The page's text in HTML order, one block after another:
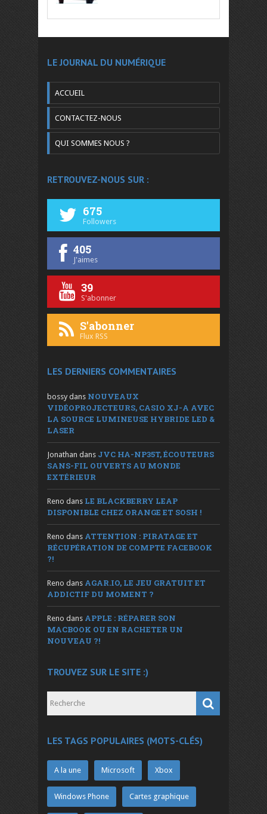
LE JOURNAL DU NUMÉRIQUE
ACCUEIL
CONTACTEZ-NOUS
QUI SOMMES NOUS ?
RETROUVEZ-NOUS SUR :
675
Followers
405
J'aimes
39
S'abonner
S'abonner
Flux RSS
LES DERNIERS COMMENTAIRES
bossy dans NOUVEAUX
VIDÉOPROJECTEURS, CASIO XJ-A AVEC
LA SOURCE LUMINEUSE HYBRIDE LED &
LASER
Jonathan dans JVC HA-NP35T, ÉCOUTEURS
SANS-FIL OUVERTS AU MONDE
EXTÉRIEUR
Reno dans LE BLACKBERRY LEAP
DISPONIBLE CHEZ ORANGE ET SOSH !
Reno dans ATTENTION : PIRATAGE ET
RÉCUPÉRATION DE COMPTE FACEBOOK
?!
Reno dans AGAR.IO, LE JEU GRATUIT ET
ADDICTIF DU MOMENT ?
Reno dans APPLE : RÉPARER SON
MACBOOK OU EN RACHETER UN
NOUVEAU ?!
TROUVEZ SUR LE SITE :)
LES TAGS POPULAIRES (MOTS-CLÉS)
A la une Microsoft Xbox
Windows Phone Cartes graphique